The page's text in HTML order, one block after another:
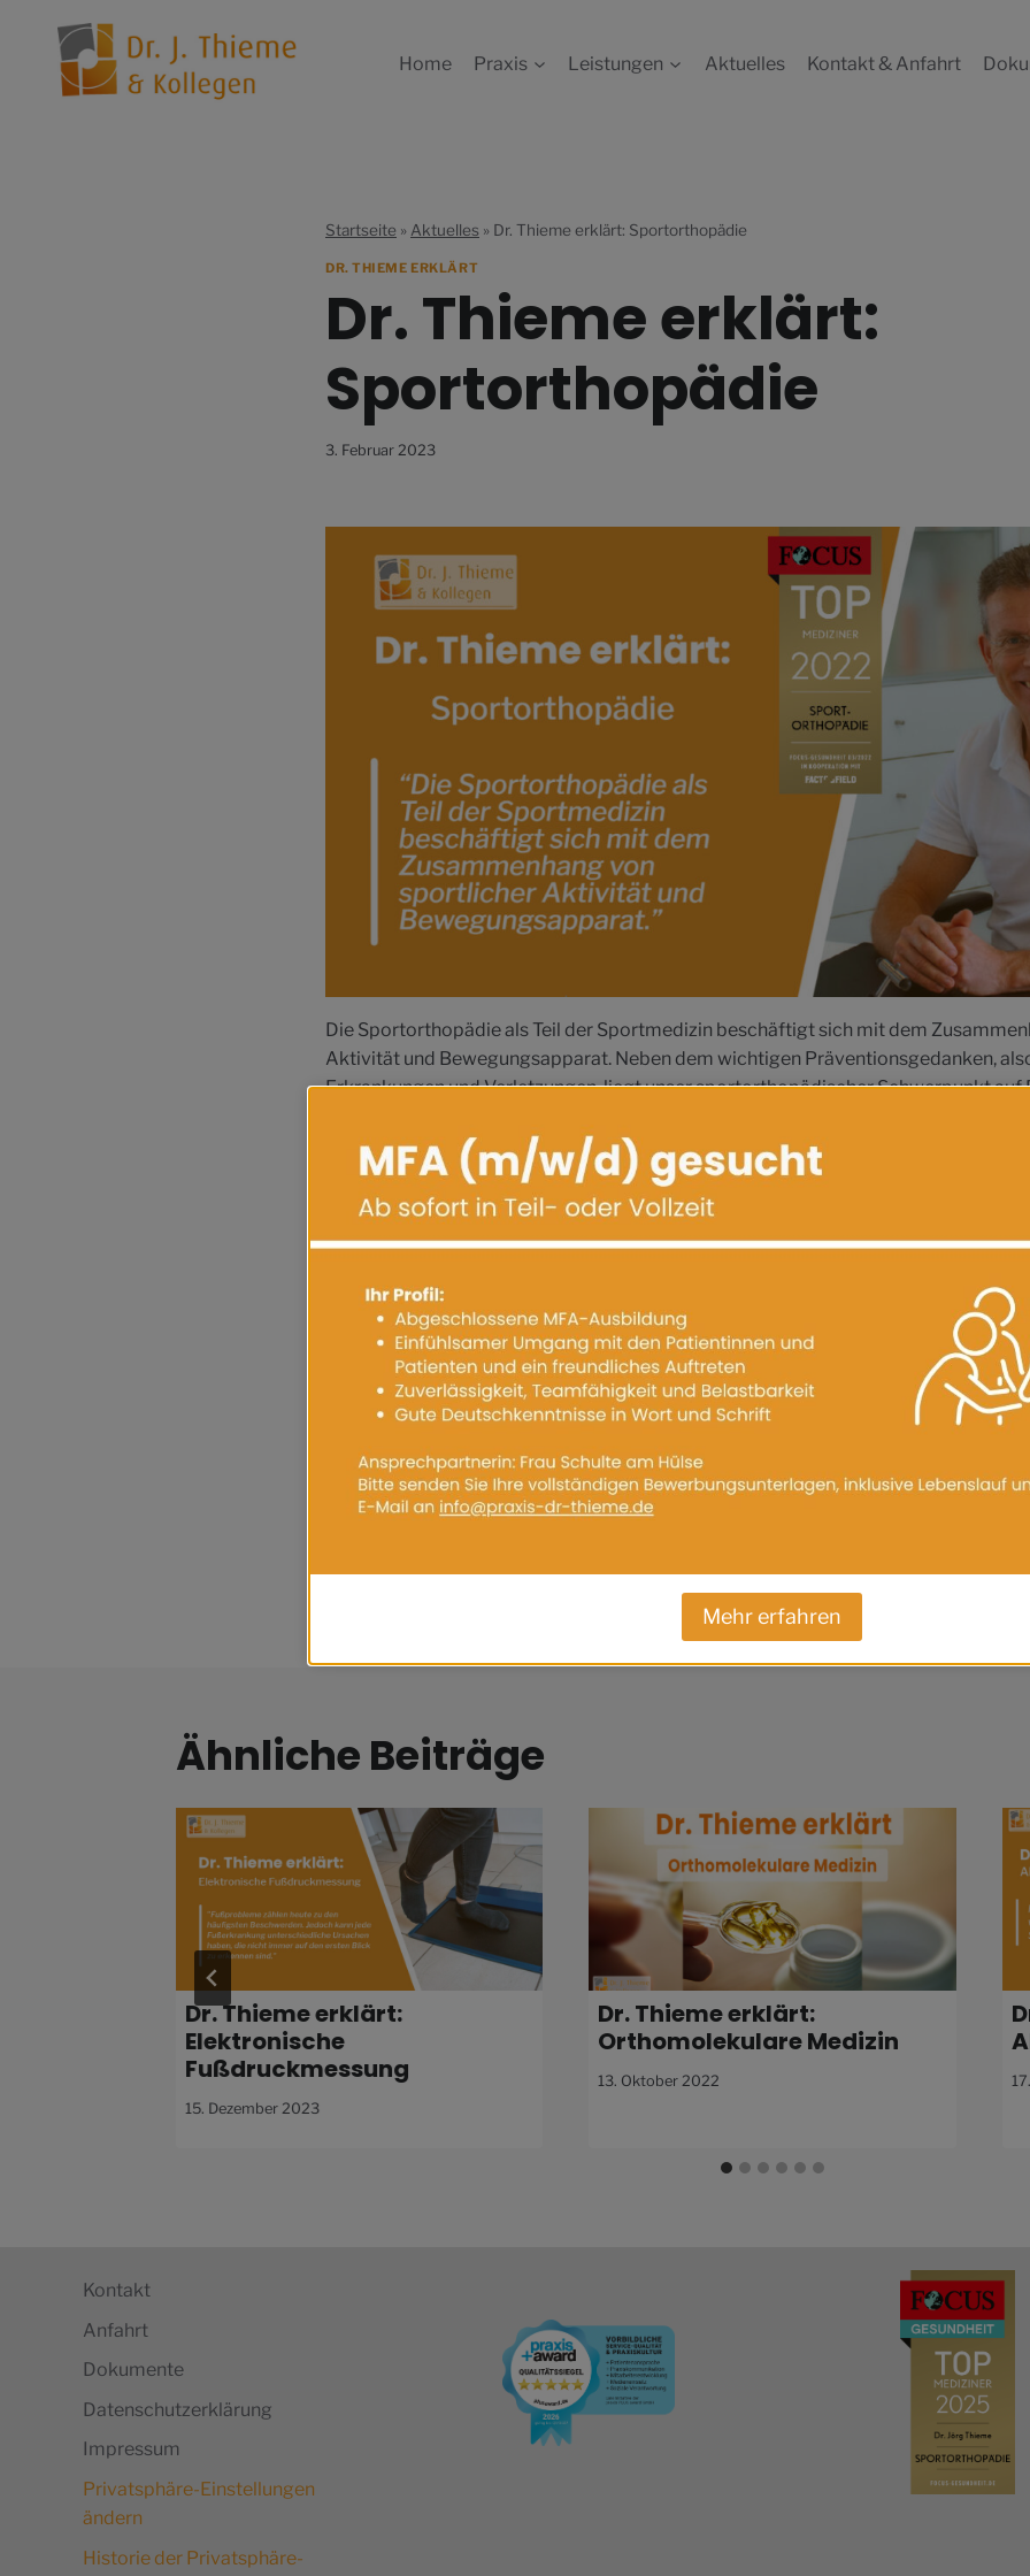
springen
Home Praxis Leistungen Aktuelles Kontakt & Anfahrt
Startseite » Aktuelles » Dr. Thieme erklärt: Sportorthopädie
DR. THIEME ERKLÄRT
Dr. Thieme erklärt:
Sportorthopädie
3. Februar 2023
Die Sportorthopädie als Teil der Sportmedizin beschäftigt sich mit dem
Aktivität und Bewegungsapparat. Neben dem wichtigen Präventionsgedanken,
Erkrankungen und Verletzungen, liegt unser sportorthopädischer Schwerpunkt auf
Häufige Sportverletzungen:
Jumperknie (Läuferknie)
Bänderrisse an Knie- und Sprunggelenk
Schulterverletzungen
Tennis- / Golferellenbogen
Sehnenscheidenentzündung
Stressfrakturen (Ermüdungsbrüche)
Mehr Informationen erhalten Siehier.
Ihr Praxis-Team
Ähnliche Beiträge
Dr. Thieme erklärt:
Elektronische
Fußdruckmessung
15. Dezember 2023
Dr. Thieme erklärt:
Orthomolekulare Medizin
13. Oktober 2022
Kontakt
Anfahrt
Dokumente
Datenschutzerklärung
Impressum
Privatsphäre-Einstellungen
ändern
Historie der Privatsphäre-
Mehr erfahren